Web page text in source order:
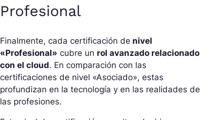
Profesional
Finalmente, cada certificación de nivel
«Profesional» cubre un rol avanzado relacionado
con el cloud. En comparación con las
certificaciones de nivel «Asociado», estas
profundizan en la tecnología y en las realidades de
las profesiones.